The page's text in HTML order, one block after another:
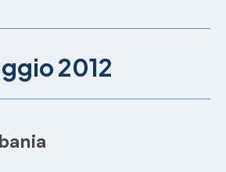
2012